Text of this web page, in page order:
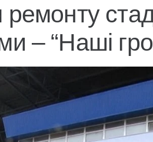
– “Наші